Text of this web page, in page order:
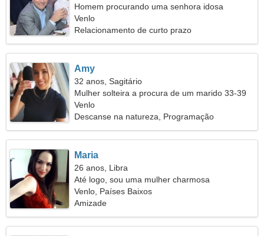
Homem procurando uma senhora idosa
Venlo
Relacionamento de curto prazo
Amy
32 anos, Sagitário
Mulher solteira a procura de um marido 33-39
Venlo
Descanse na natureza, Programação
Maria
26 anos, Libra
Até logo, sou uma mulher charmosa
Venlo, Países Baixos
Amizade